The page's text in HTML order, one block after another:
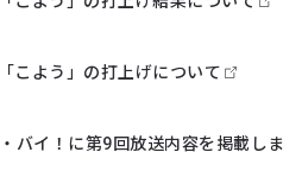
こよう」の打上げについて
バイ！に第9回放送内容を掲載しま